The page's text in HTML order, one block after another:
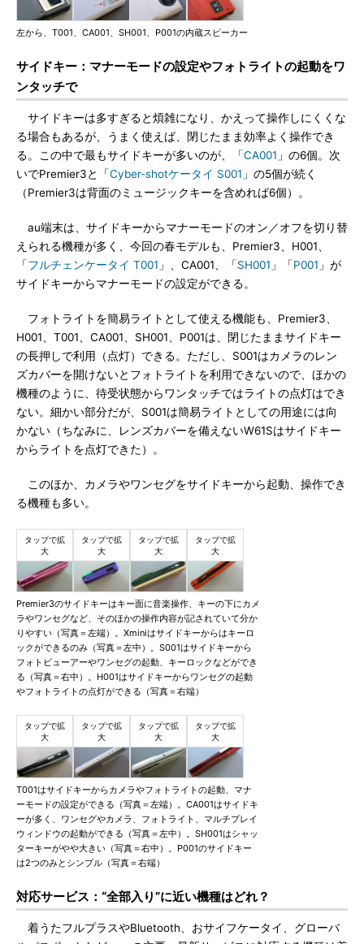
左から、T001、CA001、SH001、P001の内蔵スピーカー
サイドキー：マナーモードの設定やフォトライトの起動をワ
ンタッチで
サイドキーは多すぎると煩雑になり、かえって操作しにくくな
る場合もあるが、うまく使えば、閉じたまま効率よく操作でき
る。この中で最もサイドキーが多いのが、「CA001 」の6個。次
いでPremier3と「Cyber-shotケータイ S001 」の5個が続く
（Premier3は背面のミュージックキーを含めれば6個）。
au端末は、サイドキーからマナーモードのオン／オフを切り替
えられる機種が多く、今回の春モデルも、Premier3、H001、
「フルチェンケータイ T001 」、CA001、「SH001 」「P001 」が
サイドキーからマナーモードの設定ができる。
フォトライトを簡易ライトとして使える機能も、Premier3、
H001、T001、CA001、SH001、P001は、閉じたままサイドキー
の長押しで利用（点灯）できる。ただし、S001はカメラのレン
ズカバーを開けないとフォトライトを利用できないので、ほかの
機種のように、待受状態からワンタッチではライトの点灯はでき
ない。細かい部分だが、S001は簡易ライトとしての用途には向
かない（ちなみに、レンズカバーを備えないW61Sはサイドキー
からライトを点灯できた）。
このほか、カメラやワンセグをサイドキーから起動、操作でき
る機種も多い。
Premier3のサイドキーはキー面に音楽操作、キーの下にカメ
ラやワンセグなど、そのほかの操作内容が記されていて分か
りやすい（写真＝左端）。Xminiはサイドキーからはキーロ
ックができるのみ（写真＝左中）。S001はサイドキーから
フォトビューアーやワンセグの起動、キーロックなどができ
る（写真＝右中）。H001はサイドキーからワンセグの起動
やフォトライトの点灯ができる（写真＝右端）
T001はサイドキーからカメラやフォトライトの起動、マナ
ーモードの設定ができる（写真＝左端）。CA001はサイドキ
ーが多く、ワンセグやカメラ、フォトライト、マルチプレイ
ウィンドウの起動ができる（写真＝左中）。SH001はシャッ
ターキーがやや大きい（写真＝右中）。P001のサイドキー
は2つのみとシンプル（写真＝右端）
対応サービス：“全部入り”に近い機種はどれ？
着うたフルプラスやBluetooth、おサイフケータイ、グローバ